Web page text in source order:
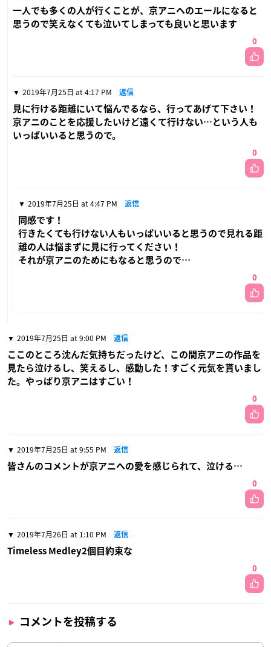
一人でも多くの人が行くことが、京アニへのエールになると
思うので笑えなくても泣いてしまっても良いと思います
0
2019年7月25日 at 4:17 PM 返信
見に行ける距離にいて悩んでるなら、行ってあげて下さい！
京アニのことを応援したいけど遠くて行けない…という人も
いっぱいいると思うので。
0
2019年7月25日 at 4:47 PM 返信
同感です！
行きたくても行けない人もいっぱいいると思うので見れる距
離の人は悩まずに見に行ってください！
それが京アニのためにもなると思うので…
0
2019年7月25日 at 9:00 PM 返信
ここのところ沈んだ気持ちだったけど、この間京アニの作品を
見たら泣けるし、笑えるし、感動した！すごく元気を貰いまし
た。やっぱり京アニはすごい！
0
2019年7月25日 at 9:55 PM 返信
皆さんのコメントが京アニへの愛を感じられて、泣ける…
0
2019年7月26日 at 1:10 PM 返信
Timeless Medley2個目約束な
0
コメントを投稿する